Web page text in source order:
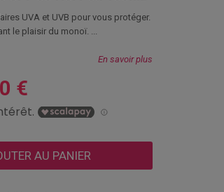
UVA et UVB pour vous protéger.
le plaisir du monoï. ...
En savoir plus
€
AU PANIER